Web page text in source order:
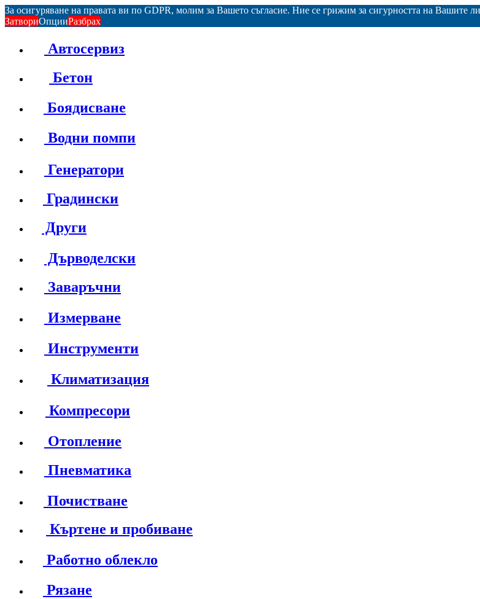
За осигуряване на правата ви по GDPR, молим за Вашето съгласие. Ние се грижим за сигурността на Вашите
ЗатвориОпцииРазбрах
Автосервиз
Бетон
Боядисване
Водни помпи
Генератори
Градински
Други
Дърводелски
Заваръчни
Измерване
Инструменти
Климатизация
Компресори
Отопление
Пневматика
Почистване
Къртене и пробиване
Работно облекло
Рязане